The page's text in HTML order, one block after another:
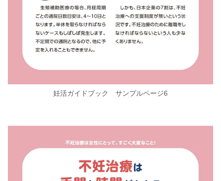
妊活ガイドブック サンプルページ6